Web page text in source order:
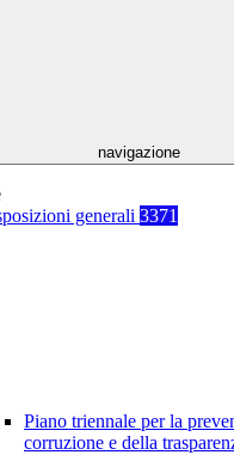
navigazione
generali 3371
Piano triennale per la
corruzione e della